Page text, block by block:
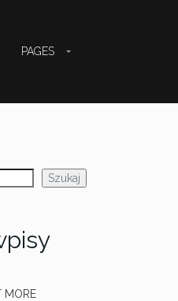
PAGES
Szukaj
MORE